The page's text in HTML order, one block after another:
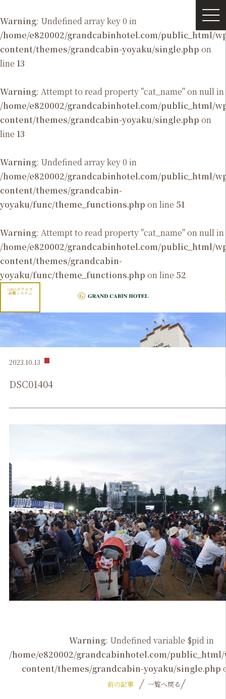
Warning: Undefined array key 0 in
/home/e820002/grandcabinhotel.com/public_html/
content/themes/grandcabin-yoyaku/single.php on
line 13
Warning: Attempt to read property "cat_name" on null in
/home/e820002/grandcabinhotel.com/public_html/
content/themes/grandcabin-yoyaku/single.php on
line 13
Warning: Undefined array key 0 in
/home/e820002/grandcabinhotel.com/public_html/
content/themes/grandcabin-
yoyaku/func/theme_functions.php on line 51
Warning: Attempt to read property "cat_name" on null in
/home/e820002/grandcabinhotel.com/public_html/
content/themes/grandcabin-
yoyaku/func/theme_functions.php on line 52
GRGホテルズ
会員システム
2023.10.13
DSC01404
Warning: Undefined variable $pid in
/home/e820002/grandcabinhotel.com/
content/themes/grandcabin-yoyaku/single.php
前の記事 一覧へ戻る